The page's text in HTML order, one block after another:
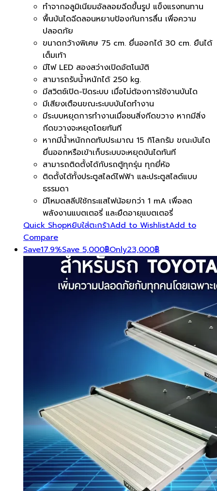
ทำจากอลูมิเนียมอัลลอยฉีดขึ้นรูป แข็งแรงทนทาน
พื้นบันไดฉีดลอนหยาบป้องกันการลื่น เพื่อความ
ปลอดภัย
ขนาดกว้างพิเศษ 75 cm. ยื่นออกได้ 30 cm. ยืนได้
เต็มเท้า
มีไฟ LED สองสว่างเปิดอัตโนมัติ
สามารถรับน้ำหนักได้ 250 kg.
มีสวิตช์เปิด-ปิดระบบ เมื่อไม่ต้องการใช้งานบันได
มีเสียงเตือนขณะระบบบันไดทำงาน
มีระบบหยุดการทำงานเมื่อชนสิ่งกีดขวาง หากมีสิ่ง
กีดขวางจะหยุดโดยทันที
หากมีน้ำหนักกดทับประมาณ 15 กิโลกรัม ขณะบันได
ยื่นออกหรือเข้าเก็บระบบจะหยุดบันไดทันที
สามารถติดตั้งได้กับรถตู้ทุกรุ่น ทุกยี่ห้อ
ติดตั้งได้ทั้งประตูสไลด์ไฟฟ้า และประตูสไลด์แบบ
ธรรมดา
มีโหมดสลีปใช้กระแสไฟน้อยกว่า 1 mA เพื่อลด
พลังงานแบตเตอรี่ และยืดอายุแบตเตอรี่
Quick Shopหยิบใส่ตะกร้าAdd to WishlistAdd to
Compare
Save17.9%Save 5,000฿Only23,000฿